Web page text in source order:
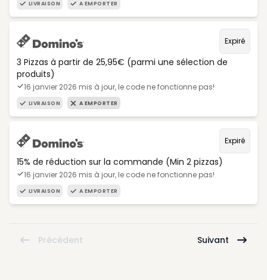
LIVRAISON A EMPORTER
Expiré
3 Pizzas à partir de 25,95€ (parmi une sélection de
produits)
16 janvier 2026 mis à jour, le code ne fonctionne pas!
LIVRAISON A EMPORTER
Expiré
15% de réduction sur la commande (Min 2 pizzas)
16 janvier 2026 mis à jour, le code ne fonctionne pas!
LIVRAISON A EMPORTER
Précédent Suivant